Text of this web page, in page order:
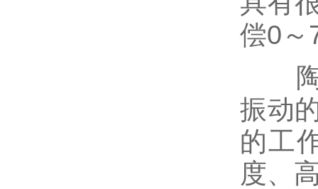
偿0～
陶
振动
的工
度、